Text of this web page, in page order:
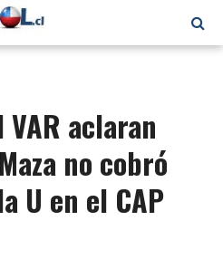
VAR aclaran
no cobró
U en el CAP